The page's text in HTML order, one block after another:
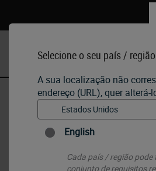
Selecione o seu país / região
A sua localização não
endereço (URL), quer alterá-
English
Cada país / região pode
conjunto de requisitos
Histology Consumables
Routine (H&E) and Special Stains •
Corantes de contraste secundários EA-50